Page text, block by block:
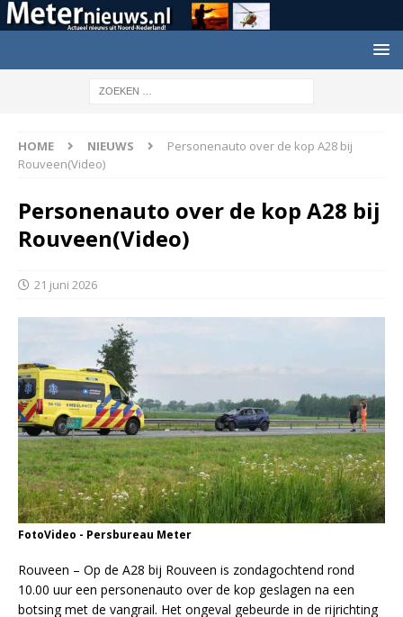
HOME NIEUWS
Personenauto over de kop A28 bij
Rouveen(Video)
Personenauto over de kop A28 bij
Rouveen(Video)
21 juni 2026
FotoVideo - Persbureau Meter
Rouveen – Op de A28 bij Rouveen is zondagochtend rond
10.00 uur een personenauto over de kop geslagen na een
botsing met de vangrail. Het ongeval gebeurde in de rijrichting